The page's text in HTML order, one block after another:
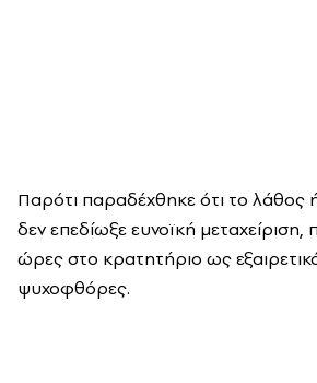
Παρότι παραδέχθηκε ότι το λάθος
δεν επεδίωξε ευνοϊκή μεταχείριση,
ώρες στο κρατητήριο ως
ψυχοφθόρες.